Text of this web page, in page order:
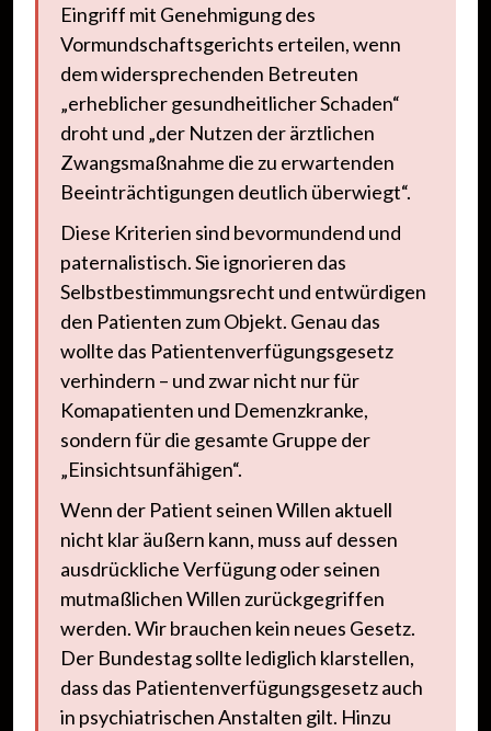
Eingriff mit Genehmigung des
Vormundschaftsgerichts erteilen, wenn
dem widersprechenden Betreuten
„erheblicher gesundheitlicher Schaden“
droht und „der Nutzen der ärztlichen
Zwangsmaßnahme die zu erwartenden
Beeinträchtigungen deutlich überwiegt“.
Diese Kriterien sind bevormundend und
paternalistisch. Sie ignorieren das
Selbstbestimmungsrecht und entwürdigen
den Patienten zum Objekt. Genau das
wollte das Patientenverfügungsgesetz
verhindern – und zwar nicht nur für
Komapatienten und Demenzkranke,
sondern für die gesamte Gruppe der
„Einsichtsunfähigen“.
Wenn der Patient seinen Willen aktuell
nicht klar äußern kann, muss auf dessen
ausdrückliche Verfügung oder seinen
mutmaßlichen Willen zurückgegriffen
werden. Wir brauchen kein neues Gesetz.
Der Bundestag sollte lediglich klarstellen,
dass das Patientenverfügungsgesetz auch
in psychiatrischen Anstalten gilt. Hinzu